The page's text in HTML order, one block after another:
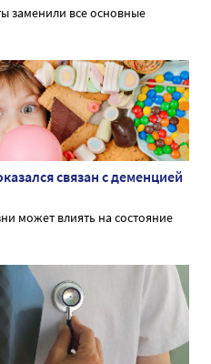
заменили все основные
связан с деменцией
может влиять на состояние